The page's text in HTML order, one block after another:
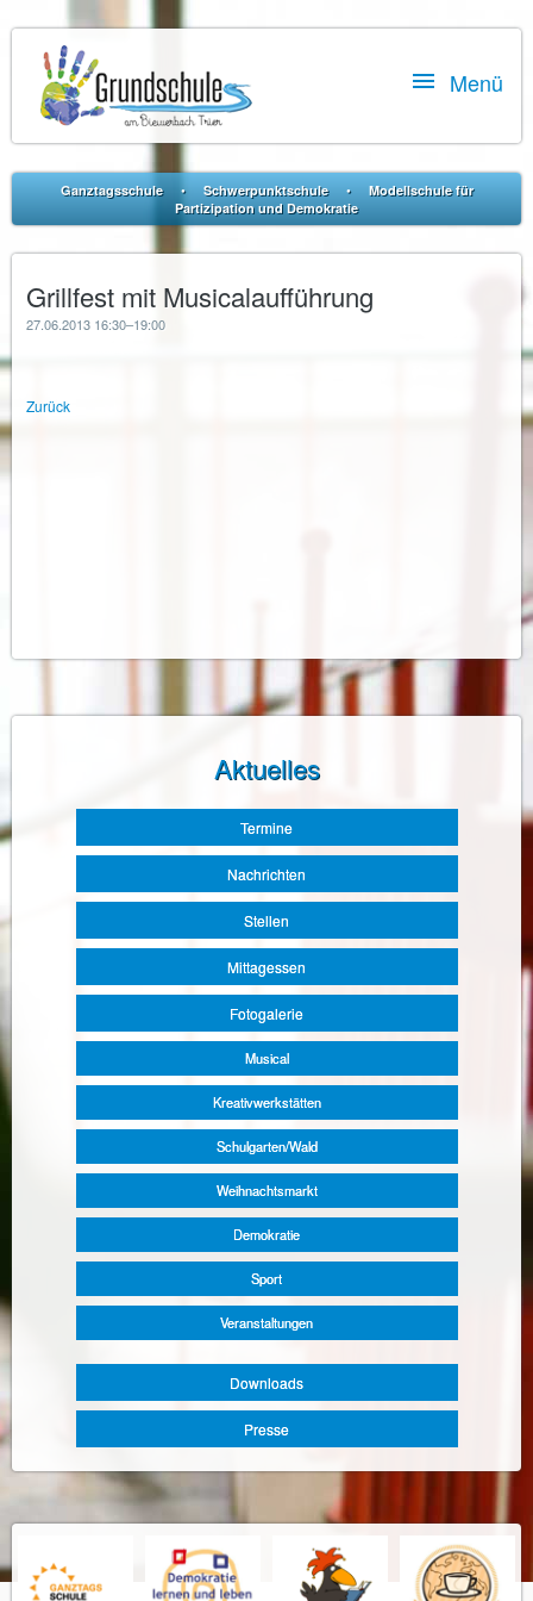
 Menü
Ganztagsschule • Schwerpunktschule •
Modellschule für
Partizipation und Demokratie
Grillfest mit Musicalaufführung
27.06.2013 16:30–19:00
Zurück
Aktuelles
überspringen
Termine
Nachrichten
Stellen
Mittagessen
Fotogalerie
Musical
Kreativwerkstätten
Schulgarten/Wald
Weihnachtsmarkt
Demokratie
Sport
Veranstaltungen
Downloads
Presse